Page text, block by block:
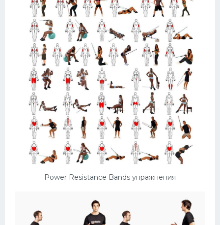
Power Resistance Bands упражнения